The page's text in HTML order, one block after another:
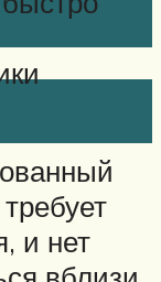
и нет